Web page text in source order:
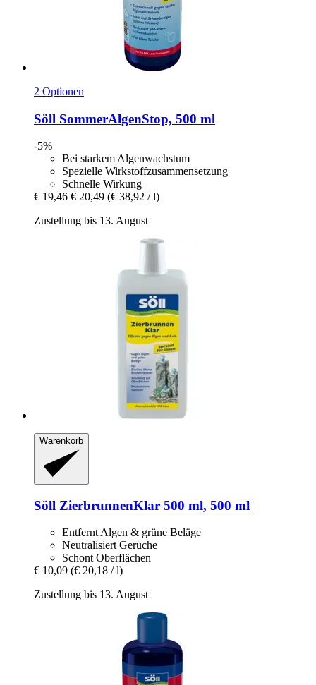
2 Optionen
Söll SommerAlgenStop, 500 ml
-5%
Bei starkem Algenwachstum
Spezielle Wirkstoffzusammensetzung
Schnelle Wirkung
€ 19,46 € 20,49 (€ 38,92 / l)
Zustellung bis 13. August
Warenkorb
Söll ZierbrunnenKlar 500 ml, 500 ml
Entfernt Algen & grüne Beläge
Neutralisiert Gerüche
Schont Oberflächen
€ 10,09 (€ 20,18 / l)
Zustellung bis 13. August